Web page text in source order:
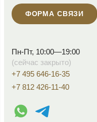
ФОРМА СВЯЗИ
Пн-Пт, 10:00—19:00
(сейчас закрыто)
+7 495 646-16-35
+7 812 426-11-40
WhatsApp контакт
Telegram контакт